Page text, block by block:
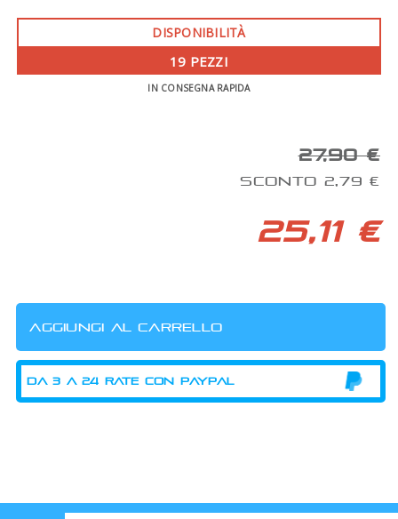
DISPONIBILITÀ
19 PEZZI
IN CONSEGNA RAPIDA
27,90 €
SCONTO 2,79 €
25,11 €